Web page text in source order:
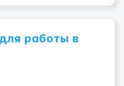
работы в